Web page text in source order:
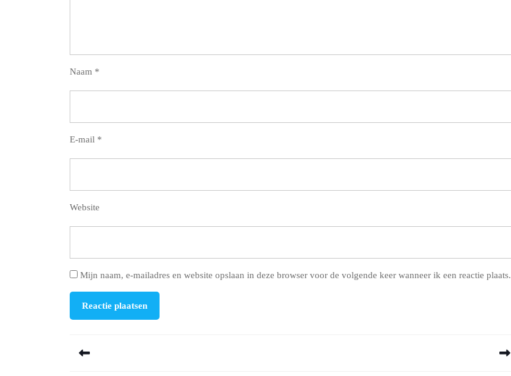
Naam *
E-mail *
Website
Mijn naam, e-mailadres en website opslaan in deze browser voor de volgende keer wanneer ik een reactie plaats.